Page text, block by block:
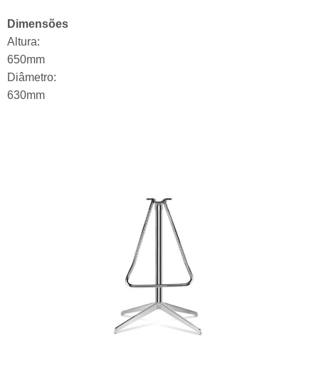
Dimensões
Altura:
650mm
Diâmetro:
630mm